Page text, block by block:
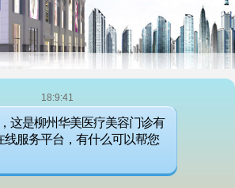
桂公网安备45020202000278号
)医广(2026)第04-09-331号
营业执照
：https://www.lzhmmr.com/
美容/微创注射美丽热线：0772-2627666
医疗美容门诊有限公司所有，未经允许不得抄袭
,不能作为医疗的依据,不能代替本公司和医师的诊断.
18:9:41
这是柳州华美医疗美容门诊有
线服务平台，有什么可以帮您